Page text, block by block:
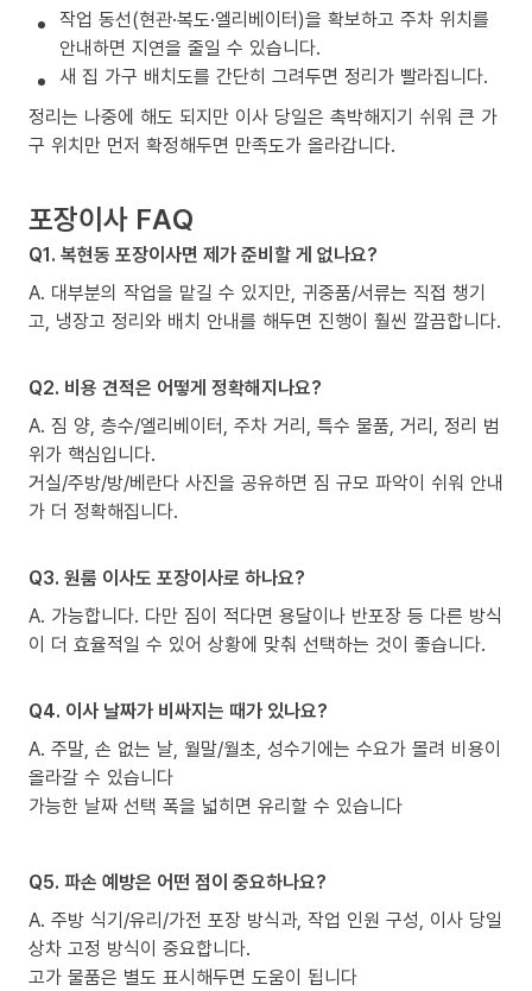
작업 동선(현관·복도·엘리베이터)을 확보하고 주차 위치를
안내하면 지연을 줄일 수 있습니다.
새 집 가구 배치도를 간단히 그려두면 정리가 빨라집니다.
정리는 나중에 해도 되지만 이사 당일은 촉박해지기 쉬워 큰 가
구 위치만 먼저 확정해두면 만족도가 올라갑니다.
포장이사 FAQ
Q1. 복현동 포장이사면 제가 준비할 게 없나요?
A. 대부분의 작업을 맡길 수 있지만, 귀중품/서류는 직접 챙기
고, 냉장고 정리와 배치 안내를 해두면 진행이 훨씬 깔끔합니다.
Q2. 비용 견적은 어떻게 정확해지나요?
A. 짐 양, 층수/엘리베이터, 주차 거리, 특수 물품, 거리, 정리 범
위가 핵심입니다.
거실/주방/방/베란다 사진을 공유하면 짐 규모 파악이 쉬워 안내
가 더 정확해집니다.
Q3. 원룸 이사도 포장이사로 하나요?
A. 가능합니다. 다만 짐이 적다면 용달이나 반포장 등 다른 방식
이 더 효율적일 수 있어 상황에 맞춰 선택하는 것이 좋습니다.
Q4. 이사 날짜가 비싸지는 때가 있나요?
A. 주말, 손 없는 날, 월말/월초, 성수기에는 수요가 몰려 비용이
올라갈 수 있습니다
가능한 날짜 선택 폭을 넓히면 유리할 수 있습니다
Q5. 파손 예방은 어떤 점이 중요하나요?
A. 주방 식기/유리/가전 포장 방식과, 작업 인원 구성, 이사 당일
상차 고정 방식이 중요합니다.
고가 물품은 별도 표시해두면 도움이 됩니다